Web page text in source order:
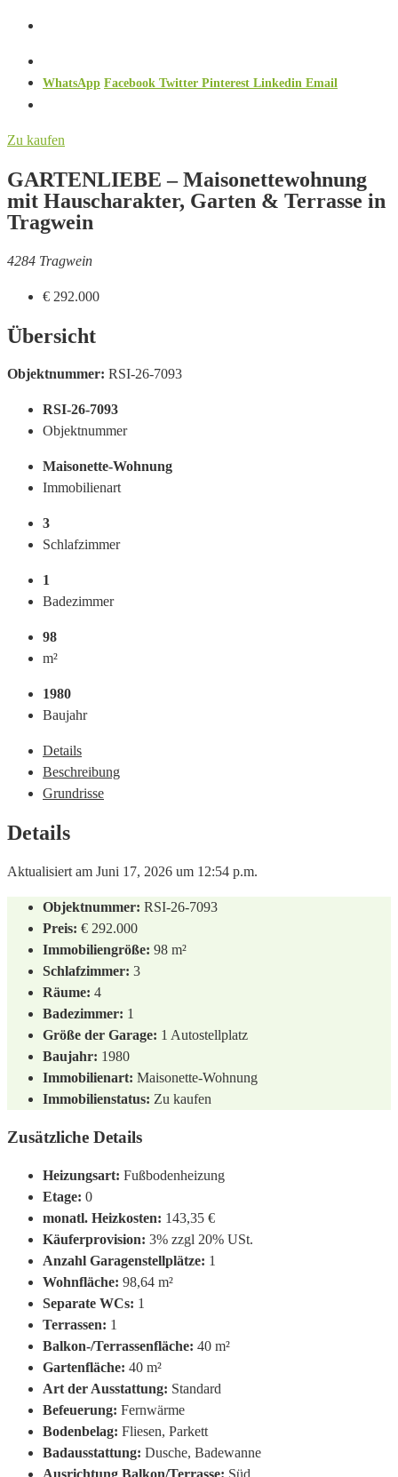
WhatsApp Facebook Twitter Pinterest Linkedin Email
Zu kaufen
GARTENLIEBE – Maisonettewohnung
mit Hauscharakter, Garten & Terrasse in
Tragwein
4284 Tragwein
€ 292.000
Übersicht
Objektnummer: RSI-26-7093
RSI-26-7093
Objektnummer
Maisonette-Wohnung
Immobilienart
3
Schlafzimmer
1
Badezimmer
98
m²
1980
Baujahr
Details
Beschreibung
Grundrisse
Details
Aktualisiert am Juni 17, 2026 um 12:54 p.m.
Objektnummer: RSI-26-7093
Preis: € 292.000
Immobiliengröße: 98 m²
Schlafzimmer: 3
Räume: 4
Badezimmer: 1
Größe der Garage: 1 Autostellplatz
Baujahr: 1980
Immobilienart: Maisonette-Wohnung
Immobilienstatus: Zu kaufen
Zusätzliche Details
Heizungsart: Fußbodenheizung
Etage: 0
monatl. Heizkosten: 143,35 €
Käuferprovision: 3% zzgl 20% USt.
Anzahl Garagenstellplätze: 1
Wohnfläche: 98,64 m²
Separate WCs: 1
Terrassen: 1
Balkon-/Terrassenfläche: 40 m²
Gartenfläche: 40 m²
Art der Ausstattung: Standard
Befeuerung: Fernwärme
Bodenbelag: Fliesen, Parkett
Badausstattung: Dusche, Badewanne
Ausrichtung Balkon/Terrasse: Süd